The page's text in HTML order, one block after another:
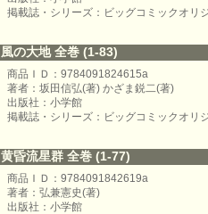
掲載誌・シリーズ：ビッグコミックオリ
風の大地 全巻 (1-83)
商品ＩＤ：9784091824615a
著者：坂田信弘(著) かざま鋭二(著)
出版社：小学館
掲載誌・シリーズ：ビッグコミックオリ
黄昏流星群 全巻 (1-77)
商品ＩＤ：9784091842619a
著者：弘兼憲史(著)
出版社：小学館